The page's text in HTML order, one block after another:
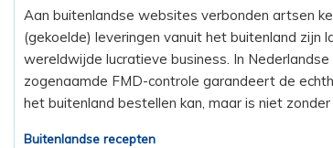
Aan buitenlandse websites verbonden artsen
(gekoelde) leveringen vanuit het buitenland
wereldwijde lucratieve business. In
zogenaamde FMD-controle garandeert de
het buitenland bestellen kan, maar is niet zonder
Buitenlandse recepten